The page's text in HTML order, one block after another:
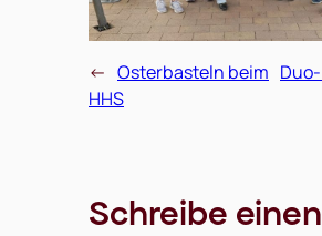
← Osterbasteln beim
HHS
Schreibe einen